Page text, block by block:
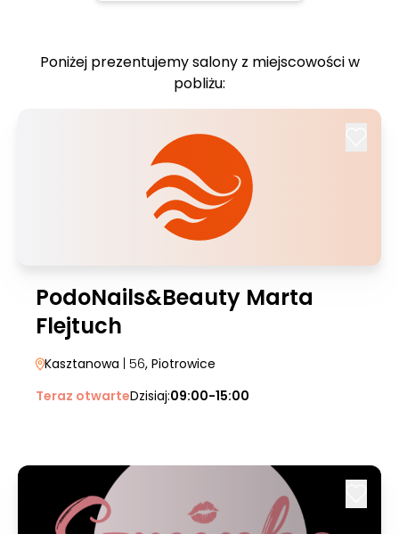
Poniżej prezentujemy salony z miejscowości w
pobliżu:
PodoNails&Beauty Marta
Flejtuch
Kasztanowa | 56, Piotrowice
Teraz otwarteDzisiaj:09:00-15:00